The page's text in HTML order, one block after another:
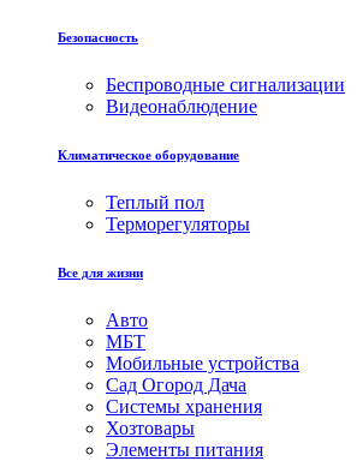
Безопасность
Беспроводные сигнализации
Видеонаблюдение
Климатическое оборудование
Теплый пол
Терморегуляторы
Все для жизни
Авто
МБТ
Мобильные устройства
Сад Огород Дача
Системы хранения
Хозтовары
Элементы питания